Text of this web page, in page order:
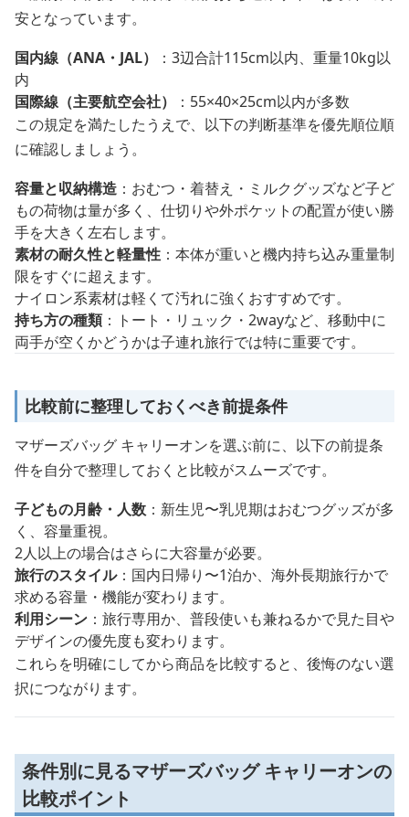
安となっています。
国内線（ANA・JAL）
：3辺合計115cm以内、重量10kg以
内
国際線（主要航空会社）
：55×40×25cm以内が多数
この規定を満たしたうえで、以下の判断基準を優先順位順
に確認しましょう。
容量と収納構造 ：おむつ・着替え・ミルクグッズなど子ど
もの荷物は量が多く、仕切りや外ポケットの配置が使い勝
手を大きく左右します。
素材の耐久性と軽量性 ：本体が重いと機内持ち込み重量制
限をすぐに超えます。
ナイロン系素材は軽くて汚れに強くおすすめです。
持ち方の種類：トート・リュック・2wayなど、移動中に
両手が空くかどうかは子連れ旅行では特に重要です。
比較前に整理しておくべき前提条件
マザーズバッグ キャリーオンを選ぶ前に、以下の前提条
件を自分で整理しておくと比較がスムーズです。
子どもの月齢・人数 ：新生児〜乳児期はおむつグッズが多
く、容量重視。
2人以上の場合はさらに大容量が必要。
旅行のスタイル：国内日帰り〜1泊か、海外長期旅行かで
求める容量・機能が変わります。
利用シーン ：旅行専用か、普段使いも兼ねるかで見た目や
デザインの優先度も変わります。
これらを明確にしてから商品を比較すると、後悔のない選
択につながります。
条件別に見るマザーズバッグ キャリーオンの
比較ポイント